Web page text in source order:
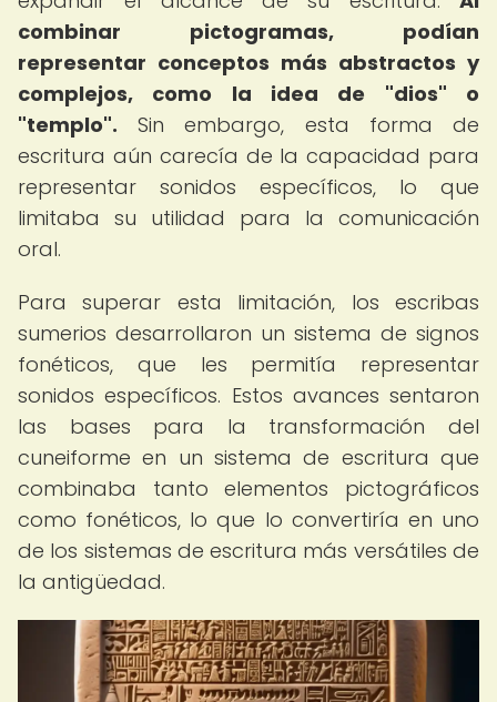
combinar pictogramas, podían
representar conceptos más abstractos y
complejos, como la idea de "dios" o
"templo". Sin embargo, esta forma de
escritura aún carecía de la capacidad para
representar sonidos específicos, lo que
limitaba su utilidad para la comunicación
oral.
Para superar esta limitación, los escribas
sumerios desarrollaron un sistema de signos
fonéticos, que les permitía representar
sonidos específicos. Estos avances sentaron
las bases para la transformación del
cuneiforme en un sistema de escritura que
combinaba tanto elementos pictográficos
como fonéticos, lo que lo convertiría en uno
de los sistemas de escritura más versátiles de
la antigüedad.